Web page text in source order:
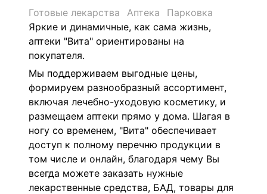
Готовые лекарства
Аптека
Парковка
Яркие и динамичные, как сама жизнь,
аптеки "Вита" ориентированы на
покупателя.
Мы поддерживаем выгодные цены,
формируем разнообразный ассортимент,
включая лечебно-уходовую косметику, и
размещаем аптеки прямо у дома. Шагая в
ногу со временем, "Вита" обеспечивает
доступ к полному перечню продукции в
том числе и онлайн, благодаря чему Вы
всегда можете заказать нужные
лекарственные средства, БАД, товары для